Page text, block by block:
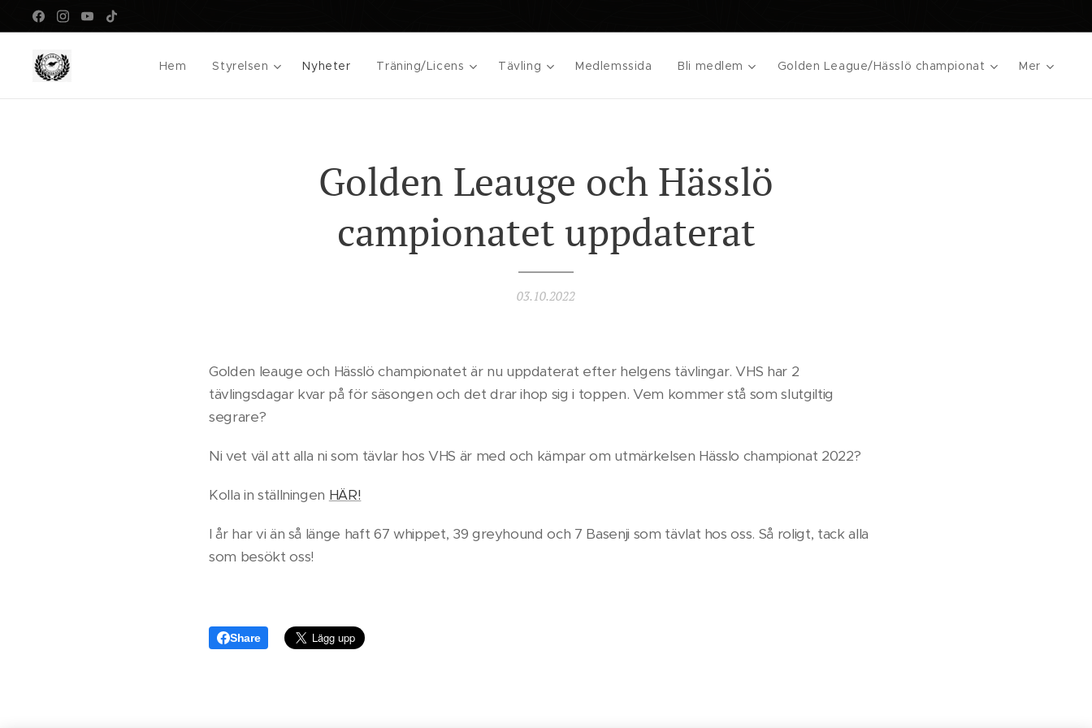
Hem Styrelsen Nyheter Träning/Licens Tävling Medlemssida Bli medlem Golden League/Hässlö championat Mer
Golden Leauge och Hässlö
campionatet uppdaterat
03.10.2022
Golden leauge och Hässlö championatet är nu uppdaterat efter helgens tävlingar. VHS har 2
tävlingsdagar kvar på för säsongen och det drar ihop sig i toppen. Vem kommer stå som slutgiltig
segrare?
Ni vet väl att alla ni som tävlar hos VHS är med och kämpar om utmärkelsen Hässlo championat 2022?
Kolla in ställningen HÄR!
I år har vi än så länge haft 67 whippet, 39 greyhound och 7 Basenji som tävlat hos oss. Så roligt, tack alla
som besökt oss!
Share